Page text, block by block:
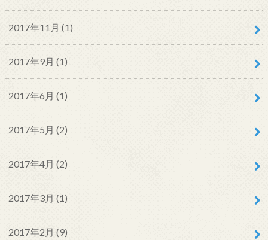
2017年11月 (1)
2017年9月 (1)
2017年6月 (1)
2017年5月 (2)
2017年4月 (2)
2017年3月 (1)
2017年2月 (9)